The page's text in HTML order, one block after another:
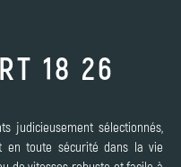
18 26
judicieusement sélectionnés,
en toute sécurité dans la vie